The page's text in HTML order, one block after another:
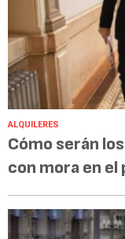
ALQUILERES
Cómo serán
con mora en el